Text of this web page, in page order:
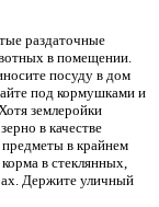
раздаточные
в помещении.
посуду в дом
под кормушками и
землеройки
в качестве
в крайнем
в стеклянных,
Держите уличный